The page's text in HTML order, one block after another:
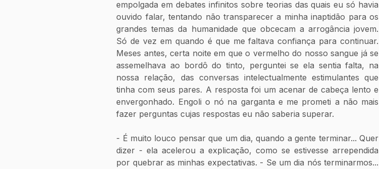
empolgada em debates infinitos sobre teorias das quais eu só havia
ouvido falar, tentando não transparecer a minha inaptidão para os
grandes temas da humanidade que obcecam a arrogância jovem.
Só de vez em quando é que me faltava confiança para continuar.
Meses antes, certa noite em que o vermelho do nosso sangue já se
assemelhava ao bordô do tinto, perguntei se ela sentia falta, na
nossa relação, das conversas intelectualmente estimulantes que
tinha com seus pares. A resposta foi um acenar de cabeça lento e
envergonhado. Engoli o nó na garganta e me prometi a não mais
fazer perguntas cujas respostas eu não saberia superar.
- É muito louco pensar que um dia, quando a gente terminar... Quer
dizer - ela acelerou a explicação, como se estivesse arrependida
por quebrar as minhas expectativas. - Se um dia nós terminarmos...